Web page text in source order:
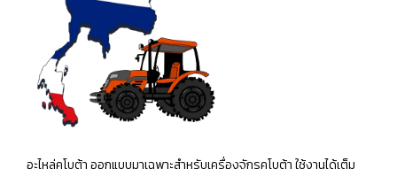
อะไหล่คูโบต้า ออกแบบมาเฉพาะสำหรับเครื่องจักรคูโบต้า ใช้งานได้เต็ม